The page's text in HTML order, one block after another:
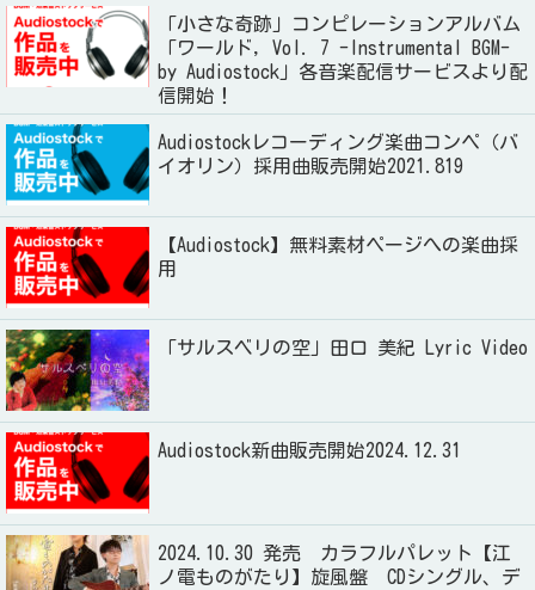
「小さな奇跡」コンピレーションアルバム
「ワールド, Vol. 7 -Instrumental BGM-
by Audiostock」各音楽配信サービスより配
信開始！
Audiostockレコーディング楽曲コンペ（バ
イオリン）採用曲販売開始2021.819
【Audiostock】無料素材ページへの楽曲採
用
「サルスベリの空」田口 美紀 Lyric Video
Audiostock新曲販売開始2024.12.31
2024.10.30 発売 カラフルパレット【江
ノ電ものがたり】旋風盤 CDシングル、デ